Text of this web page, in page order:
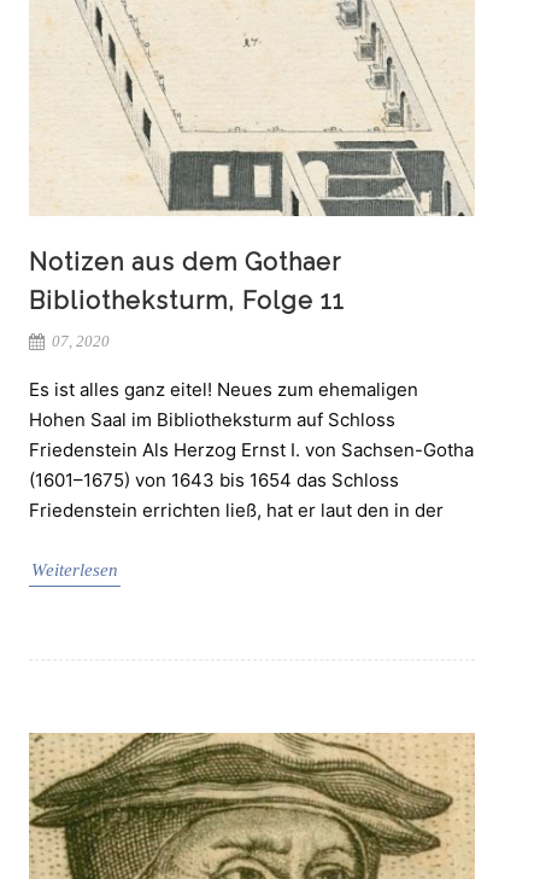
Notizen aus dem Gothaer
Bibliotheksturm, Folge 11
07, 2020
Es ist alles ganz eitel! Neues zum ehemaligen
Hohen Saal im Bibliotheksturm auf Schloss
Friedenstein Als Herzog Ernst I. von Sachsen-Gotha
(1601–1675) von 1643 bis 1654 das Schloss
Friedenstein errichten ließ, hat er laut den in der
Weiterlesen